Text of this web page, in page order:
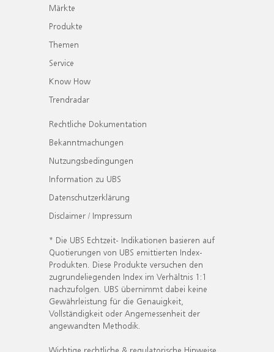
Märkte
Produkte
Themen
Service
Know How
Trendradar
Rechtliche Dokumentation
Bekanntmachungen
Nutzungsbedingungen
Information zu UBS
Datenschutzerklärung
Disclaimer / Impressum
* Die UBS Echtzeit- Indikationen basieren auf
Quotierungen von UBS emittierten Index-
Produkten. Diese Produkte versuchen den
zugrundeliegenden Index im Verhältnis 1:1
nachzufolgen. UBS übernimmt dabei keine
Gewährleistung für die Genauigkeit,
Vollständigkeit oder Angemessenheit der
angewandten Methodik.